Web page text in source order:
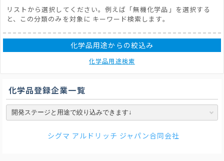
リストから選択してください。例えば「無機化学品」を選択する
と、この分類のみを対象に キーワード検索します。
化学品用途からの絞込み
化学品用途検索
化学品登録企業一覧
シグマ アルドリッチ ジャパン合同会社